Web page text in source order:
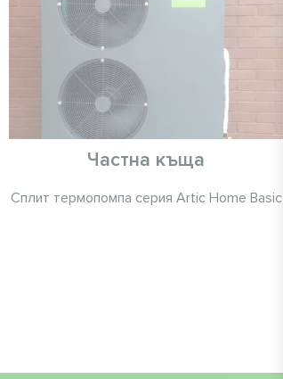
Частна къща
Сплит термопомпа серия Artic Home Basic